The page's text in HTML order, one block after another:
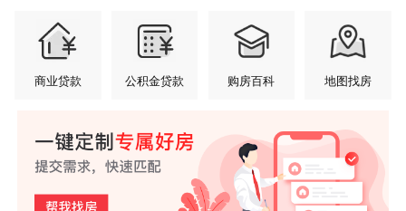
商业贷款 公积金贷款 购房百科 地图找房